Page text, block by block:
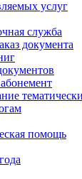
услуг
служба
документа
помощь